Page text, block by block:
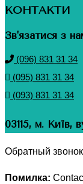
КОНТАКТИ
Зв'язатися з
(096) 831 31 34
(095) 831 31 34
(093) 831 31 34
03115, м. Київ,
Обратный звонок
Помилка: